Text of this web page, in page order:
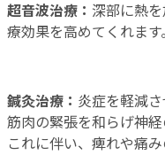
超音波治療： 深部に熱
療効果を高めてくれます。
鍼灸治療： 炎症を軽減
筋肉の緊張を和らげ神経
これに伴い、痺れや痛